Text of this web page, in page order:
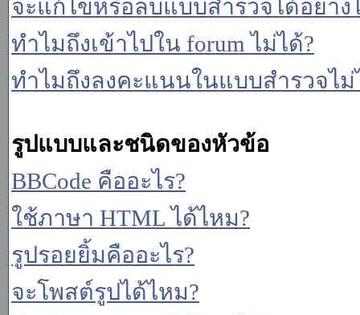
จะแก้ไขหรือลบแบบสำรวจได้อย่าง
ทำไมถึงเข้าไปใน forum ไม่ได้?
ทำไมถึงลงคะแนนในแบบสำรวจไม่
รูปแบบและชนิดของหัวข้อ
BBCode คืออะไร?
ใช้ภาษา HTML ได้ไหม?
รูปรอยยิ้มคืออะไร?
จะโพสต์รูปได้ไหม?